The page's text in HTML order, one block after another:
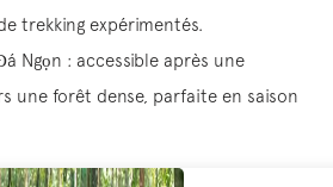
trekking expérimentés.
Ngọn : accessible après une
une forêt dense, parfaite en saison